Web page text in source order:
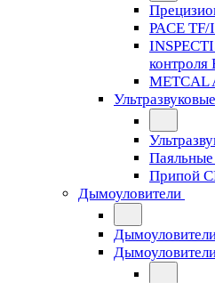
PACE TF/
контроля
METCAL
Припой
Дымоуловители